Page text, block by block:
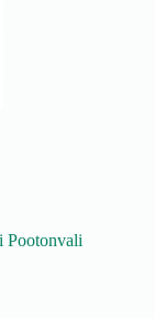
Pootonvali